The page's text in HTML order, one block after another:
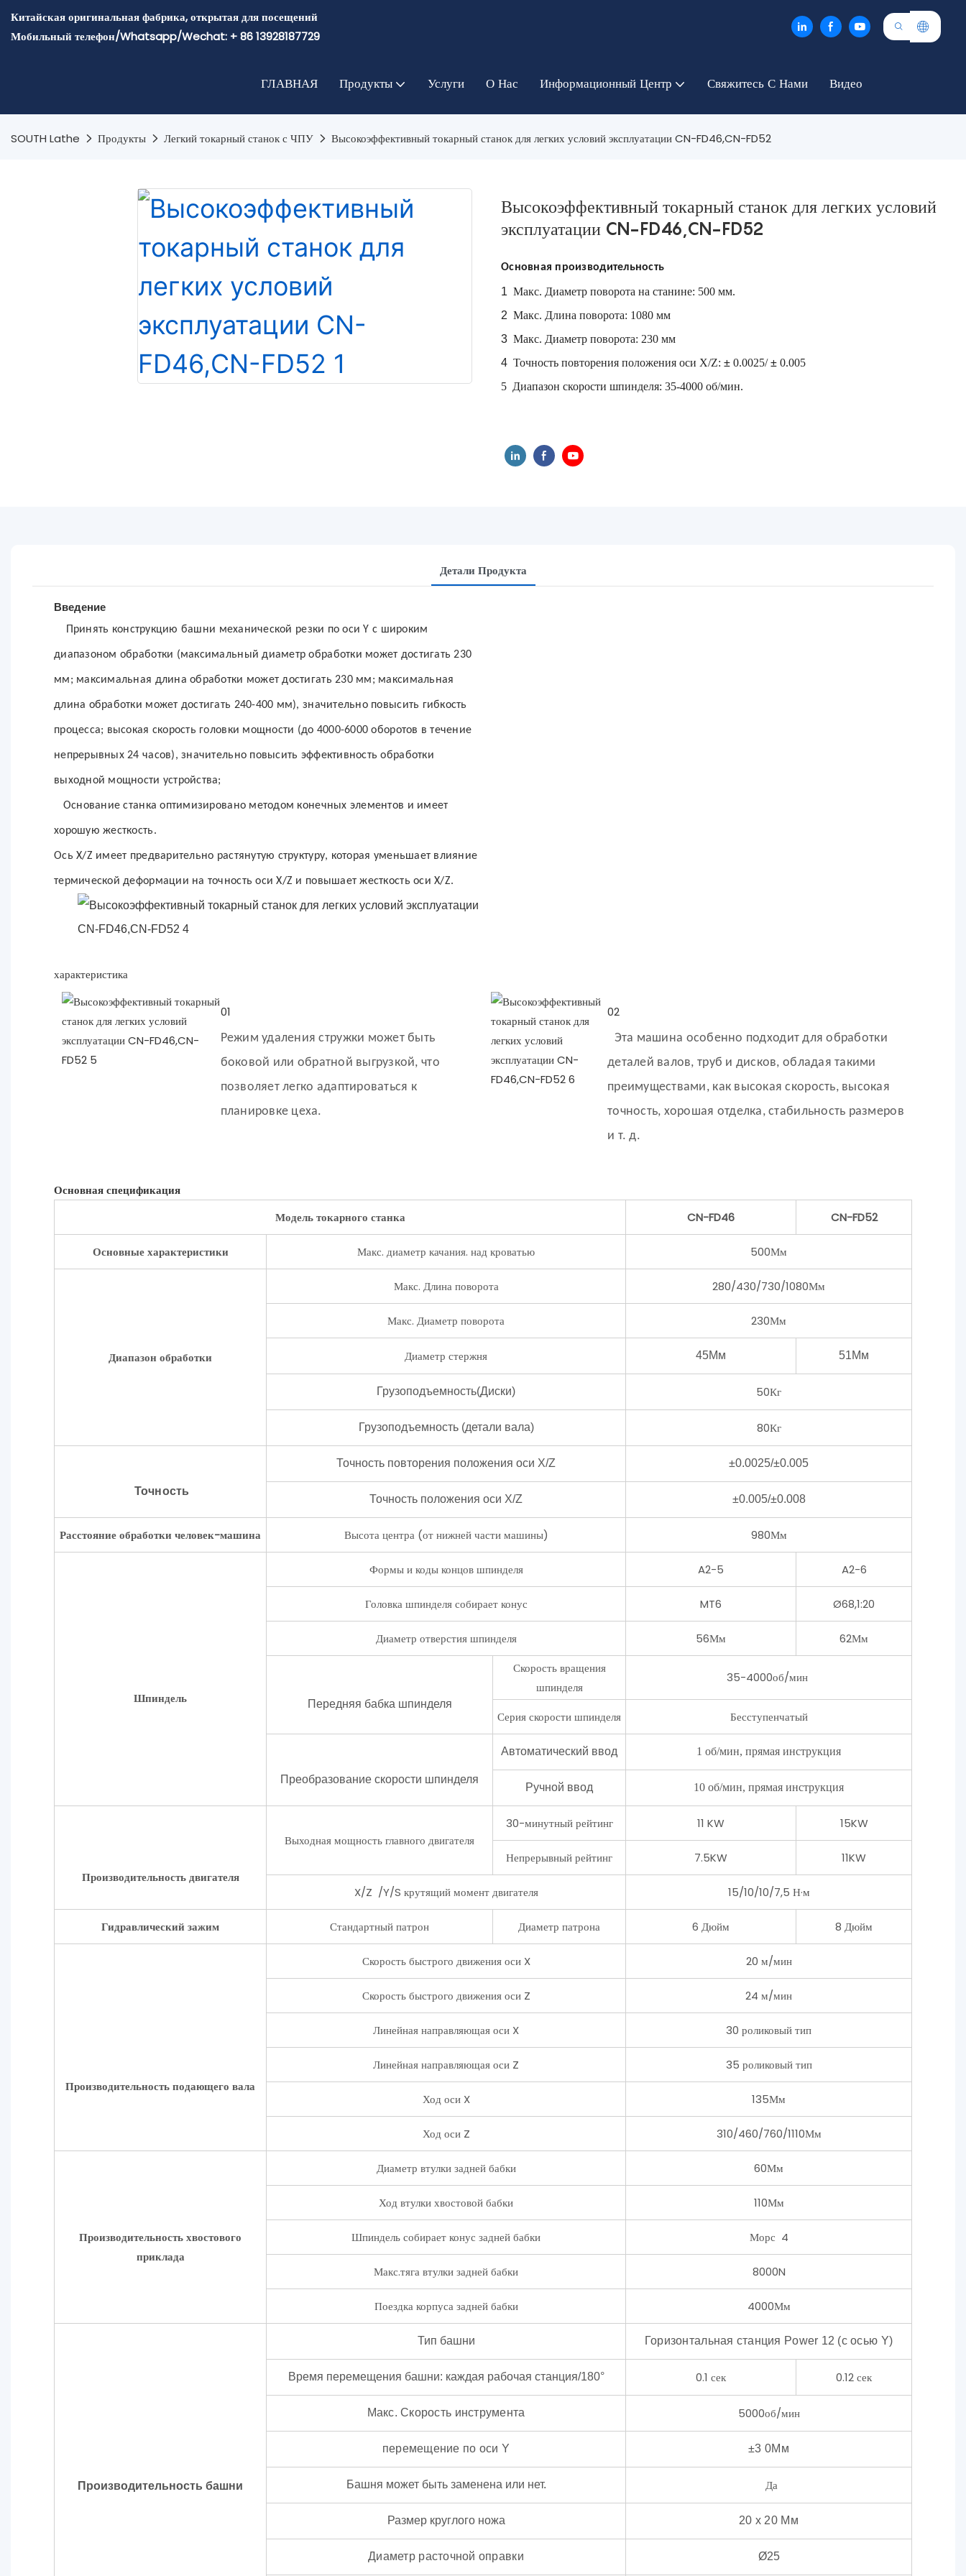
Китайская оригинальная фабрика, открытая для посещений
Мобильный телефон/Whatsapp/Wechat: + 86 13928187729
ГЛАВНАЯ Продукты Услуги О Нас Информационный Центр Свяжитесь С Нами Видео
SOUTH Lathe Продукты Легкий токарный станок с ЧПУ Высокоэффективный токарный станок для легких условий эксплуатации CN-FD46,CN-FD52
Высокоэффективный токарный станок для легких условий
эксплуатации CN-FD46,CN-FD52
Основная производительность
1 Макс. Диаметр поворота на станине: 500 мм.
2 Макс. Длина поворота: 1080 мм
3 Макс. Диаметр поворота: 230 мм
4 Точность повторения положения оси X/Z: ± 0.0025/± 0.005
5 Диапазон скорости шпинделя: 35-4000 об/мин.
Детали Продукта
Введение
Принять конструкцию башни механической резки по оси Y с широким
диапазоном обработки (максимальный диаметр обработки может достигать 230
мм; максимальная длина обработки может достигать 230 мм; максимальная
длина обработки может достигать 240-400 мм), значительно повысить гибкость
процесса; высокая скорость головки мощности (до 4000-6000 оборотов в течение
непрерывных 24 часов), значительно повысить эффективность обработки
выходной мощности устройства;
Основание станка оптимизировано методом конечных элементов и имеет
хорошую жесткость.
Ось X/Z имеет предварительно растянутую структуру, которая уменьшает влияние
термической деформации на точность оси X/Z и повышает жесткость оси X/Z.
характеристика
01
Режим удаления стружки может быть
боковой или обратной выгрузкой, что
позволяет легко адаптироваться к
планировке цеха.
02
Эта машина особенно подходит для обработки
деталей валов, труб и дисков, обладая такими
преимуществами, как высокая скорость, высокая
точность, хорошая отделка, стабильность размеров
и т. д.
Основная спецификация
Модель токарного станка
CN-FD46 CN-FD52
Основные характеристики Макс. диаметр качания. над кроватью 500Мм
Диапазон обработки
Макс. Длина поворота 280/430/730/1080Мм
Макс. Диаметр поворота 230Мм
Диаметр стержня 45Мм 51Мм
Грузоподъемность(Диски) 50Кг
Грузоподъемность (детали вала) 80Кг
Точность
Точность повторения положения оси X/Z ±0.0025/±0.005
Точность положения оси X/Z ±0.005/±0.008
Расстояние обработки человек-машина Высота центра (от нижней части машины) 980Мм
Шпиндель
Формы и коды концов шпинделя A2-5 A2-6
Головка шпинделя собирает конус MT6 Ø68,1:20
Диаметр отверстия шпинделя 56Мм 62Мм
Передняя бабка шпинделя
Скорость вращения
шпинделя
35-4000об/мин
Серия скорости шпинделя Бесступенчатый
Преобразование скорости шпинделя
Автоматический ввод 1 об/мин, прямая инструкция
Ручной ввод 10 об/мин, прямая инструкция
Производительность двигателя
Выходная мощность главного двигателя
30-минутный рейтинг 11 KW 15KW
Непрерывный рейтинг 7.5KW 11KW
X/Z /Y/S крутящий момент двигателя 15/10/10/7,5 Н·м
Гидравлический зажим Стандартный патрон Диаметр патрона 6 Дюйм 8 Дюйм
Производительность подающего вала
Скорость быстрого движения оси X 20 м/мин
Скорость быстрого движения оси Z 24 м/мин
Линейная направляющая оси X 30 роликовый тип
Линейная направляющая оси Z 35 роликовый тип
Ход оси X 135Мм
Ход оси Z 310/460/760/1110Мм
Производительность хвостового
приклада
Диаметр втулки задней бабки 60Мм
Ход втулки хвостовой бабки 110Мм
Шпиндель собирает конус задней бабки Морс 4
Макс.тяга втулки задней бабки 8000N
Поездка корпуса задней бабки 4000Мм
Производительность башни
Тип башни Горизонтальная станция Power 12 (с осью Y)
Время перемещения башни: каждая рабочая станция/180° 0.1 сек 0.12 сек
Макс. Скорость инструмента 5000об/мин
перемещение по оси Y ±3 0Мм
Башня может быть заменена или нет. Да
Размер круглого ножа 20 x 20 Мм
Диаметр расточной оправки Ø25